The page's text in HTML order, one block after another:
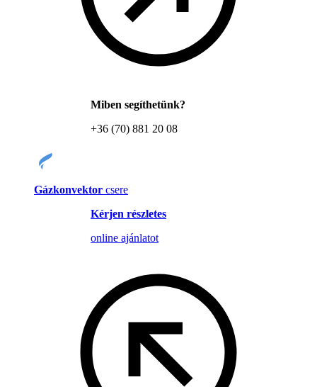
Miben segíthetünk?
+36 (70) 881 20 08
Gázkonvektor csere
Kérjen részletes
online ajánlatot